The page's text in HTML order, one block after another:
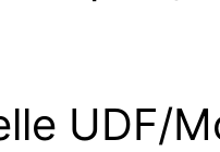
UDF/